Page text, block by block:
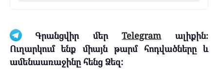
Գրանցվիր մերTelegramալիքին։
Ուղարկում ենք միայն թարմ հոդվածները և
ամենաառաջինը հենց Ձեզ: